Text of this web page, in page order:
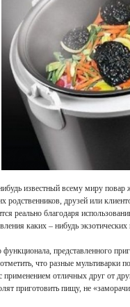
известный всему миру повар
друзей или
реально благодаря
каких – нибудь экзотических
представленного
что разные мультиварки
отличных друг от
приготовить пищу, не